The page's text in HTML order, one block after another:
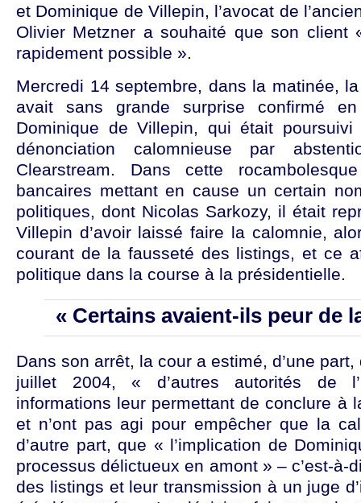
et Dominique de Villepin, l’avocat de
Olivier Metzner a souhaité que son client
rapidement possible ».
Mercredi 14 septembre, dans la matinée,
avait sans grande surprise confirmé
Dominique de Villepin, qui était
dénonciation calomnieuse par
Clearstream. Dans cette
bancaires mettant en cause un certain
politiques, dont Nicolas Sarkozy, il était
Villepin d’avoir laissé faire la calomnie,
courant de la fausseté des listings, et ce
politique dans la course à la présidentielle.
« Certains avaient-ils peur de
Dans son arrêt, la cour a estimé, d’une part,
juillet 2004, « d’autres autorités de
informations leur permettant de conclure à
et n’ont pas agi pour empêcher que la
d’autre part, que « l’implication de
processus délictueux en amont » – c’est-à-
des listings et leur transmission à un juge